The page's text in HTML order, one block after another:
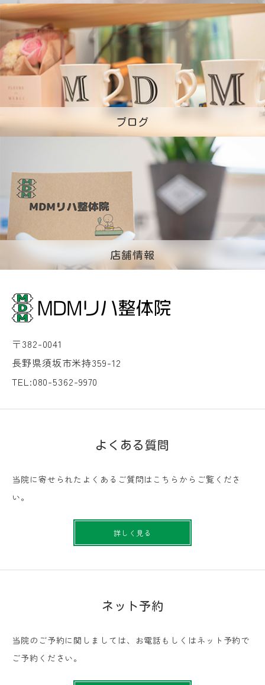
ブログ
店舗情報
〒382-0041
長野県須坂市米持359-12
TEL:080-5362-9970
よくある質問
当院に寄せられたよくあるご質問はこちらからご覧くださ
い。
詳しく見る
ネット予約
当院のご予約に関しましては、お電話もしくはネット予約で
ご予約ください。